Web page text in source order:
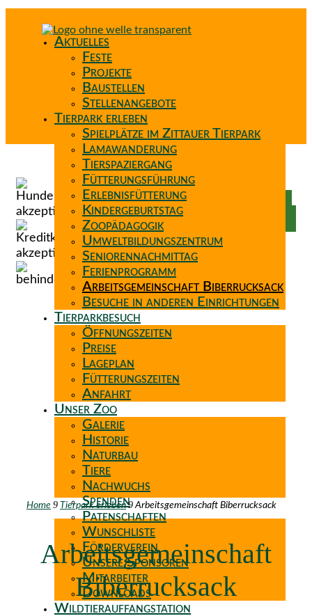
Aktuelles
Feste
Projekte
Baustellen
Stellenangebote
Tierpark erleben
Spielplätze im Zittauer Tierpark
Lamawanderung
Tierspaziergang
Fütterungsführung
Erlebnisfütterung
Kindergeburtstag
Zoopädagogik
Umweltbildungszentrum
Seniorennachmittag
Ferienprogramm
Arbeitsgemeinschaft Biberrucksack
Besuche in anderen Einrichtungen
Tierparkbesuch
Öffnungszeiten
Preise
Lageplan
Fütterungszeiten
Anfahrt
Unser Zoo
Galerie
Historie
Naturbau
Tiere
Nachwuchs
Spenden
Patenschaften
Wunschliste
Förderverein
Unsere Sponsoren
Mitarbeiter
Downloads
Wildtierauffangstation
Home 9 Tierpark erleben 9 Arbeitsgemeinschaft Biberrucksack
Arbeitsgemeinschaft
Biberrucksack